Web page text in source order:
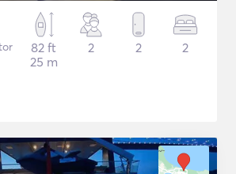
82 ft
25 m
2 2 2